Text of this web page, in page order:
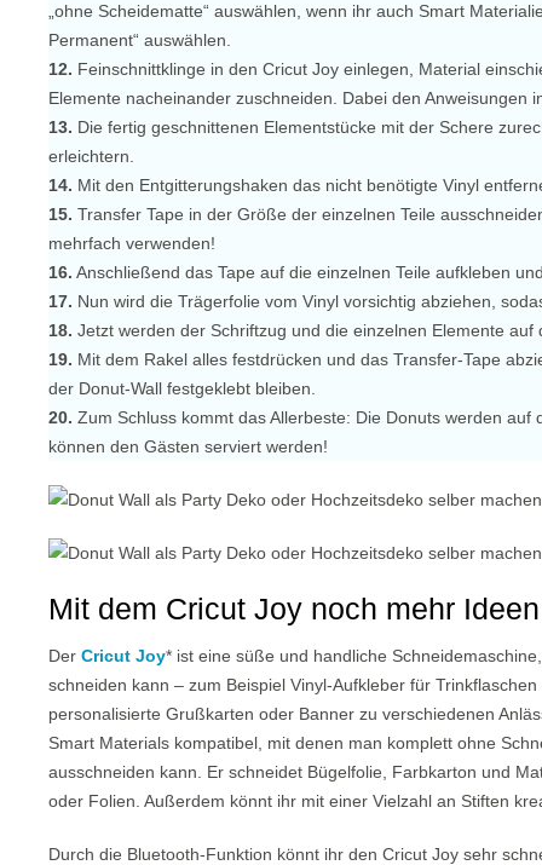
„ohne Scheidematte“ auswählen, wenn ihr auch Smart
Permanent“ auswählen.
12. Feinschnittklinge in den Cricut Joy einlegen, Material
Elemente nacheinander zuschneiden. Dabei den Anweisungen
13. Die fertig geschnittenen Elementstücke mit der Schere
erleichtern.
14. Mit den Entgitterungshaken das nicht benötigte Vinyl
15. Transfer Tape in der Größe der einzelnen Teile
mehrfach verwenden!
16. Anschließend das Tape auf die einzelnen Teile aufkleben
17. Nun wird die Trägerfolie vom Vinyl vorsichtig abziehen,
18. Jetzt werden der Schriftzug und die einzelnen Elemente auf
19. Mit dem Rakel alles festdrücken und das Transfer-Tape
der Donut-Wall festgeklebt bleiben.
20. Zum Schluss kommt das Allerbeste: Die Donuts werden
können den Gästen serviert werden!
Mit dem Cricut Joy noch mehr
Der Cricut Joy* ist eine süße und handliche
schneiden kann – zum Beispiel Vinyl-Aufkleber für
personalisierte Grußkarten oder Banner zu verschiedenen
Smart Materials kompatibel, mit denen man komplett ohne
ausschneiden kann. Er schneidet Bügelfolie, Farbkarton und
oder Folien. Außerdem könnt ihr mit einer Vielzahl an Stiften
Durch die Bluetooth-Funktion könnt ihr den Cricut Joy sehr